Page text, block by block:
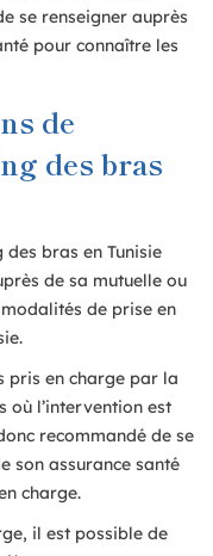
se renseigner auprès
pour connaître les
de
des bras
bras en Tunisie
de sa mutuelle ou
de prise en
pris en charge par la
où l’intervention est
recommandé de se
son assurance santé
charge.
il est possible de